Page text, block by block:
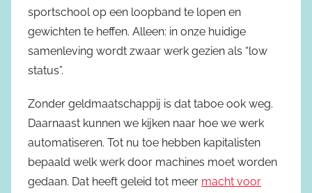
sportschool op een loopband te lopen en
gewichten te heffen. Alleen: in onze huidige
samenleving wordt zwaar werk gezien als “low
status”.
Zonder geldmaatschappij is dat taboe ook weg.
Daarnaast kunnen we kijken naar hoe we werk
automatiseren. Tot nu toe hebben kapitalisten
bepaald welk werk door machines moet worden
gedaan. Dat heeft geleid tot meer macht voor